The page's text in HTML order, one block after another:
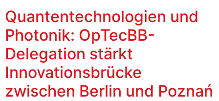
Quantentechnologien und
Photonik: OpTecBB-
Delegation stärkt
Innovationsbrücke
zwischen Berlin und Poznań